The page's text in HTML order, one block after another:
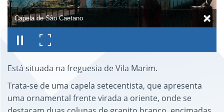
Capela de São Caetano
Está situada na freguesia de Vila Marim.
Trata-se de uma capela setecentista, que apresenta
uma ornamental frente virada a oriente, onde se